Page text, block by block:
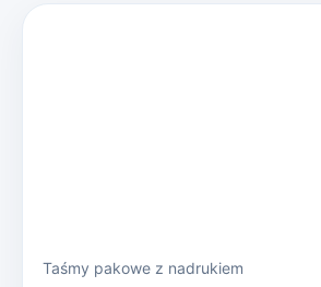
Taśmy pakowe z nadrukiem